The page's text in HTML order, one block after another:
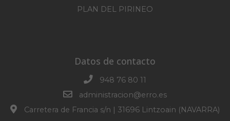
PLAN DEL PIRINEO
Datos de contacto
948 76 80 11
administracion@erro.es
Carretera de Francia s/n | 31696 Lintzoain (NAVARRA)